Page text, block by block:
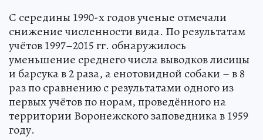
С середины 1990-х годов ученые отмечали
снижение численности вида. По результатам
учётов 1997–2015 гг. обнаружилось
уменьшение среднего числа выводков лисицы
и барсука в 2 раза, а енотовидной собаки – в 8
раз по сравнению с результатами одного из
первых учётов по норам, проведённого на
территории Воронежского заповедника в 1959
году.